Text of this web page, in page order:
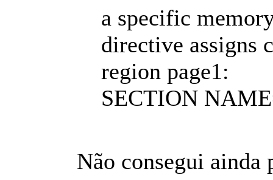
a specific
directive assigns
region page1:
SECTION
Não consegui ainda